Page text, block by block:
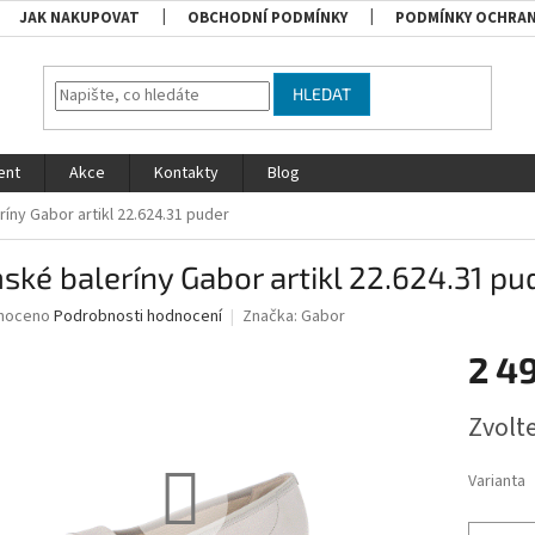
JAK NAKUPOVAT OBCHODNÍ PODMÍNKY PODMÍNKY
HLEDAT
Akce Kontakty
Blog
Gabor artikl 22.624.31 puder
baleríny Gabor artikl 22.624.31
Podrobnosti hodnocení Značka: Gabor
2
cena:
Varianta